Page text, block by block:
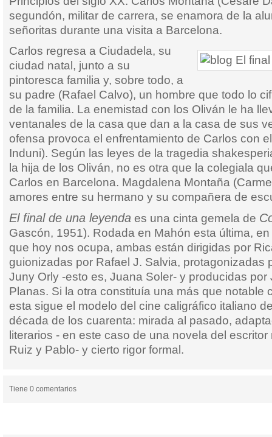
segundón, militar de carrera, se enamora de la
señoritas durante una visita a Barcelona.
Carlos regresa a Ciudadela, su
ciudad natal, junto a su
pintoresca familia y, sobre todo, a
su padre (Rafael Calvo), un hombre que todo lo
de la familia. La enemistad con los Oliván le ha
ventanales de la casa que dan a la casa de sus
ofensa provoca el enfrentamiento de Carlos con
Induni). Según las leyes de la tragedia
la hija de los Oliván, no es otra que la colegiala
Carlos en Barcelona. Magdalena Montaña
amores entre su hermano y su compañera de
El final de una leyenda es una cinta gemela de
Gascón, 1951). Rodada en Mahón esta última,
que hoy nos ocupa, ambas están dirigidas por
guionizadas por Rafael J. Salvia, protagonizadas
Juny Orly -esto es, Juana Soler- y producidas por
Planas. Si la otra constituía una más que notable
esta sigue el modelo del cine caligráfico italiano
década de los cuarenta: mirada al pasado,
literarios - en este caso de una novela del
Ruiz y Pablo- y cierto rigor formal.
Tiene 0 comentarios